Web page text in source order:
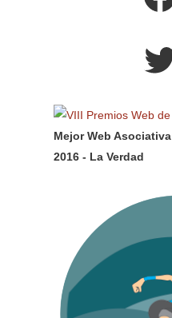
Mejor Web Asociativa
2016 - La Verdad